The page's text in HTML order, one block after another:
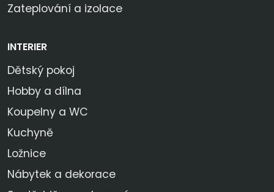
Zateplování a izolace
INTERIER
Dětský pokoj
Hobby a dílna
Koupelny a WC
Kuchyně
Ložnice
Nábytek a dekorace